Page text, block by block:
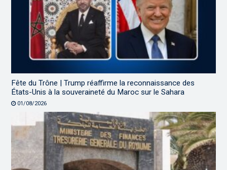
Fête du Trône | Trump réaffirme la reconnaissance des
États-Unis à la souveraineté du Maroc sur le Sahara
01/08/2026